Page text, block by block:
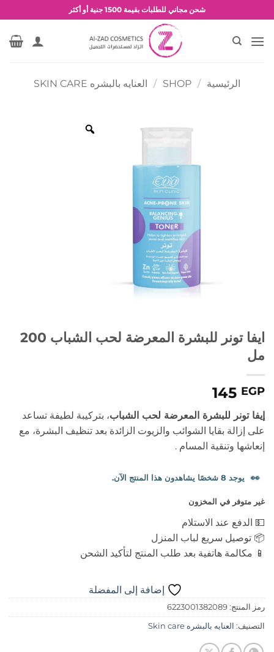
للمحتوى
شحن مجاني للطلبات بقيمة 1500 جنية أو أكثر
عروض وخصومات حصرية
الرئيسية /
SHOP
/ العنايه بالبشره SKIN CARE
ايفا تونر للبشرة المعرضة لحب الشباب 200
مل
145 EGP
إيفا تونر للبشرة المعرضة لحب الشباب، بتركيبة لطيفة تساعد
على إزالة بقايا الشوائب والزيوت الزائدة بعد تنظيف البشرة، مع
إنعاشها وتنقية المسام .
👀 يوجد 8 شخصًا يشاهدون هذا المنتج الآن.
غير متوفر في المخزون
💵 الدفع عند الاستلام
📦 توصيل سريع لباب المنزل
📱 مكالمة هاتفية بعد طلب المنتج لتأكيد الشحن
إضافة إلى المفضلة
رمز المنتج: 6223001382089
التصنيف: العنايه بالبشره Skin care